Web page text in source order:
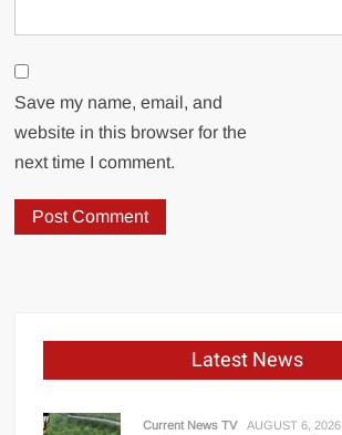
Save my name, email, and
website in this browser for the
next time I comment.
Latest News
Current News TV AUGUST 6, 2026